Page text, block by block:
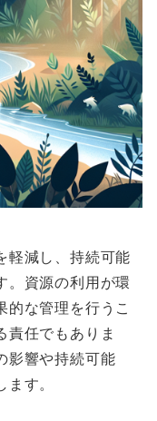
軽減し、持続可能
。資源の利用が環
的な管理を行うこ
責任でもありま
影響や持続可能
す。